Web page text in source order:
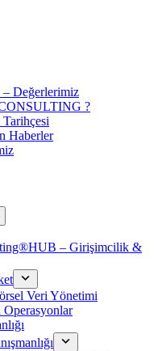
Değerlerimiz
?
Haberler
– Girişimcilik &
Veri Yönetimi